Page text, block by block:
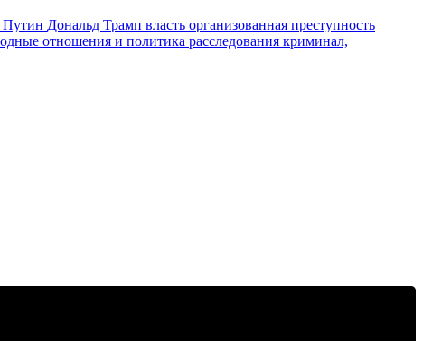
Дональд Трамп власть организованная преступность
отношения и политика расследования криминал,